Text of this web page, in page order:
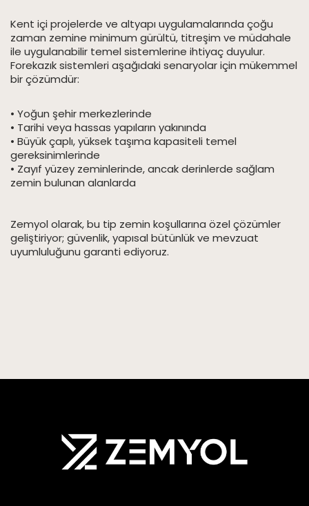
Kent içi projelerde ve altyapı uygulamalarında çoğu
zaman zemine minimum gürültü, titreşim ve müdahale
ile uygulanabilir temel sistemlerine ihtiyaç duyulur.
Forekazık sistemleri aşağıdaki senaryolar için mükemmel
bir çözümdür:
• Yoğun şehir merkezlerinde
• Tarihi veya hassas yapıların yakınında
• Büyük çaplı, yüksek taşıma kapasiteli temel
gereksinimlerinde
• Zayıf yüzey zeminlerinde, ancak derinlerde sağlam
zemin bulunan alanlarda
Zemyol olarak, bu tip zemin koşullarına özel çözümler
geliştiriyor; güvenlik, yapısal bütünlük ve mevzuat
uyumluluğunu garanti ediyoruz.